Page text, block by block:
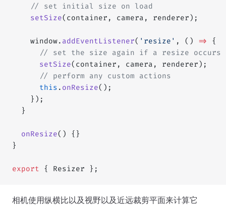
    // set initial size on load
    setSize
(container, camera, renderer);
    window.
addEventListener( 'resize' , () =>
{
      // set the size again if a resize occurs
      setSize
(container, camera, renderer);
      // perform any custom actions
      this
. onResize();
    });
  }
  onResize
() {}
}
export { Resizer };
相机使用纵横比以及视野以及近远裁剪平面来计算它